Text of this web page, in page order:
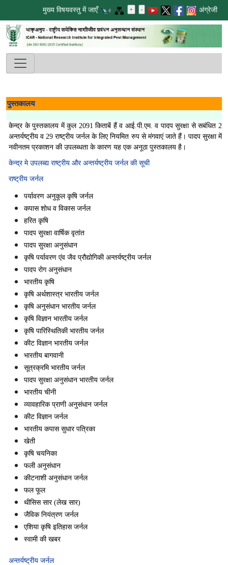
मुख्य विषयवस्तु में जाएँ अंग्रेजी
पुस्तकालय
केन्द्र के पुस्तकालय में कुल 2091 किताबें हैं व आई.पी.एम. व पादप सुरक्षा से सबंधित 2
अन्तर्यष्ट्रीय व 29 राष्ट्रीय जर्नल के लिए नियमित रुप से मंगवाएं जाते हैं। पादप सुरक्षा में
नवीनतम प्रकाशन की उपलब्धता के कारण यह एक अनूठा पुस्तकालय है।
केन्द्र मे उपलब्द्य राष्ट्रीय और अन्तर्यष्ट्रीय जर्नल की सूची
राष्ट्रीय जर्नल
पर्यावरण अनुकूल कृषि जर्नल
कपास शोध व विकास जर्नल
हरित कृषि
पादप सुरक्षा वार्षिक वृतांत
पादप सुरक्षा अनुसंधान
कृषि पर्यावरण एंव जैव प्रौद्योगिकी अन्तर्यष्ट्रीय जर्नल
पादप रोग अनुसंधान
भारतीय कृषि
कृषि अर्थशास्त्र भारतीय जर्नल
कृषि अनुसंधान भारतीय जर्नल
कृषि विज्ञान भारतीय जर्नल
कृषि पारिस्थितिकी भारतीय जर्नल
कीट विज्ञान भारतीय जर्नल
भारतीय बागवानी
सूत्रक्रमि भारतीय जर्नल
पादप सुरक्षा अनुसंधान भारतीय जर्नल
भारतीय चीनी
व्यावहारिक प्राणी अनुसंधान जर्नल
कीट विज्ञान जर्नल
भारतीय कपास सुधार पत्रिका
खेती
कृषि चयनिका
फली अनुसंधान
कीटनाशी अनुसंधान जर्नल
फल फूल
थीसिस सार (लेख सार)
जैविक नियंत्रण जर्नल
एशिया कृषि इतिहास जर्नल
स्वामी की खबर
अन्तर्यष्ट्रीय जर्नल